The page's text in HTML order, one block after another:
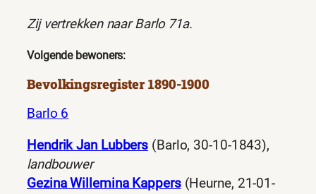
Zij vertrekken naar Barlo 71a.
Volgende bewoners:
Bevolkingsregister 1890-1900
Barlo 6
Hendrik Jan Lubbers (Barlo, 30-10-1843),
landbouwer
Gezina Willemina Kappers(Heurne, 21-01-